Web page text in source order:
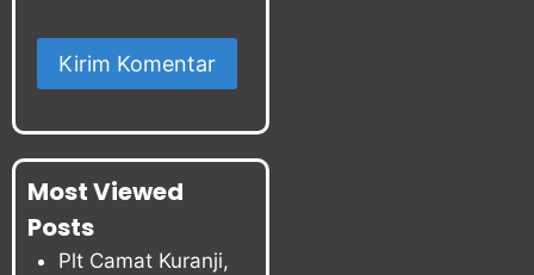
Most Viewed
Posts
Plt Camat Kuranji,